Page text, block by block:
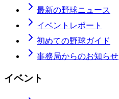
最新の野球ニュース
イベントレポート
初めての野球ガイド
事務局からのお知らせ
イベント